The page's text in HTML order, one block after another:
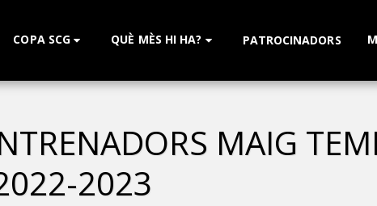
COPA SCG QUÈ MÈS HI HA? PATROCINADORS
MAIG
2023